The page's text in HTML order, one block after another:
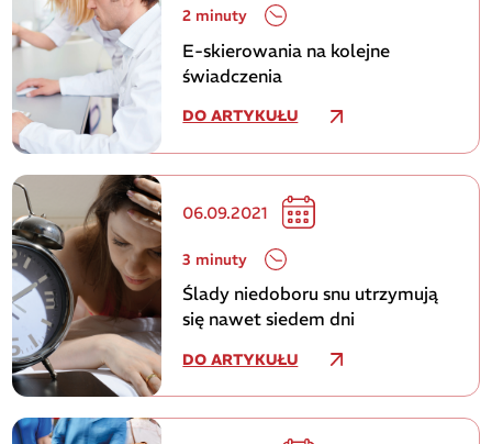
2 minuty
E-skierowania na kolejne
świadczenia
DO ARTYKUŁU
06.09.2021
3 minuty
Ślady niedoboru snu utrzymują
się nawet siedem dni
DO ARTYKUŁU